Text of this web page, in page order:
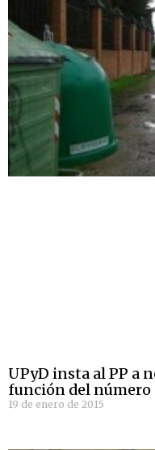
UPyD insta al PP a
función del número
19 de enero de 2015